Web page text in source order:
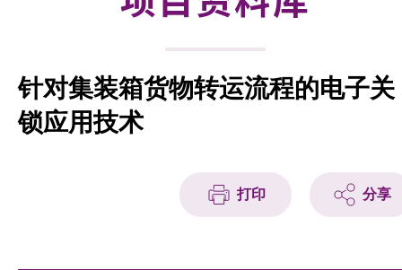
资助计划
项目资料库
针对集装箱货物转运流程的电子关
锁应用技术
打印 分享